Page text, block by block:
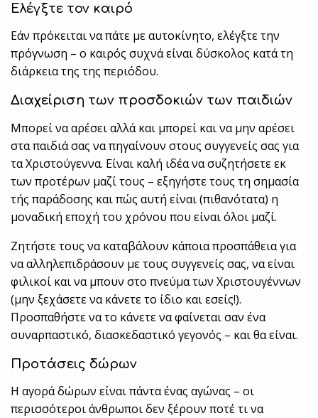
Ελέγξτε τον καιρό
Εάν πρόκειται να πάτε με αυτοκίνητο, ελέγξτε την
πρόγνωση – ο καιρός συχνά είναι δύσκολος κατά τη
διάρκεια της της περιόδου.
Διαχείριση των προσδοκιών των παιδιών
Μπορεί να αρέσει αλλά και μπορεί και να μην αρέσει
στα παιδιά σας να πηγαίνουν στους συγγενείς σας για
τα Χριστούγεννα. Είναι καλή ιδέα να συζητήσετε εκ
των προτέρων μαζί τους – εξηγήστε τους τη σημασία
τής παράδοσης και πώς αυτή είναι (πιθανότατα) η
μοναδική εποχή του χρόνου που είναι όλοι μαζί.
Ζητήστε τους να καταβάλουν κάποια προσπάθεια για
να αλληλεπιδράσουν με τους συγγενείς σας, να είναι
φιλικοί και να μπουν στο πνεύμα των Χριστουγέννων
(μην ξεχάσετε να κάνετε το ίδιο και εσείς!).
Προσπαθήστε να το κάνετε να φαίνεται σαν ένα
συναρπαστικό, διασκεδαστικό γεγονός – και θα είναι.
Προτάσεις δώρων
Η αγορά δώρων είναι πάντα ένας αγώνας – οι
περισσότεροι άνθρωποι δεν ξέρουν ποτέ τι να